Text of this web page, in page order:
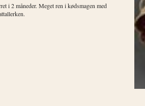
i 2 måneder. Meget ren i kødsmagen med